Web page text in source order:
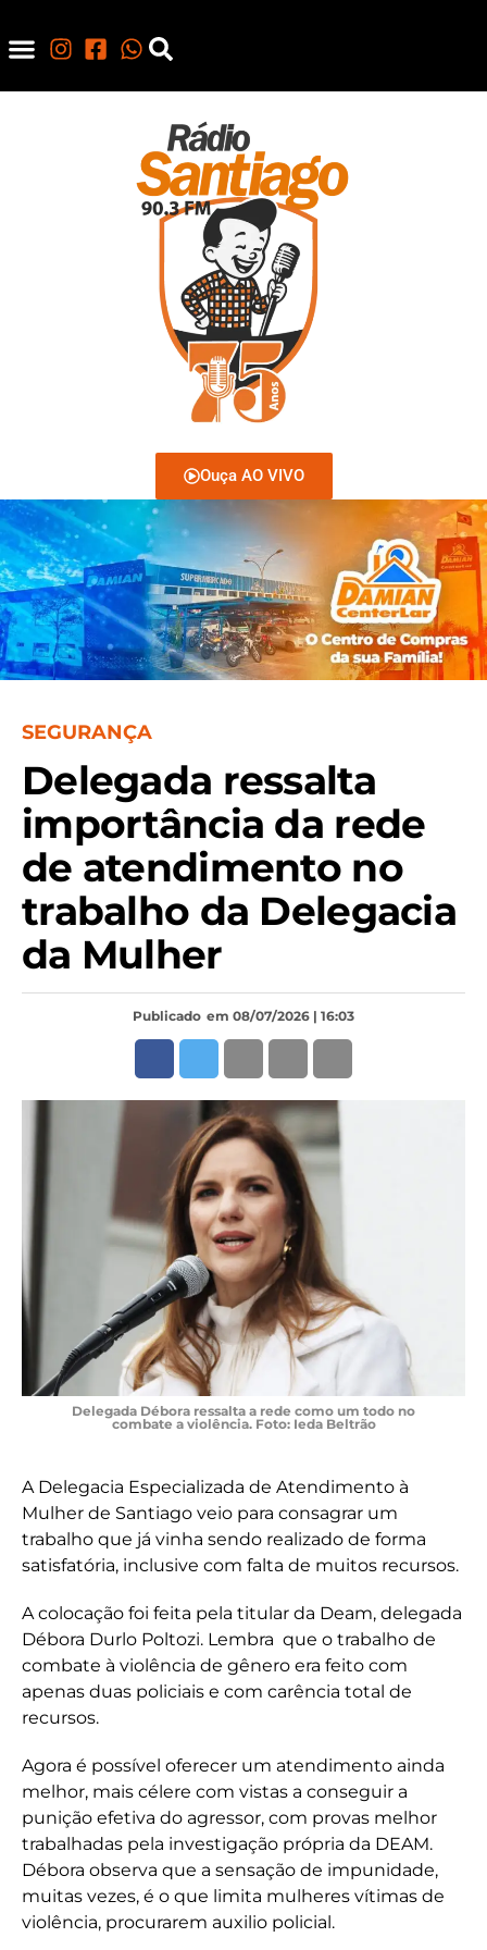
Ouça AO VIVO
SEGURANÇA
Delegada ressalta
importância da rede
de atendimento no
trabalho da Delegacia
da Mulher
Publicado em 08/07/2026 | 16:03
Delegada Débora ressalta a rede como um todo no
combate a violência. Foto: Ieda Beltrão
A Delegacia Especializada de Atendimento à
Mulher de Santiago veio para consagrar um
trabalho que já vinha sendo realizado de forma
satisfatória, inclusive com falta de muitos recursos.
A colocação foi feita pela titular da Deam, delegada
Débora Durlo Poltozi. Lembra que o trabalho de
combate à violência de gênero era feito com
apenas duas policiais e com carência total de
recursos.
Agora é possível oferecer um atendimento ainda
melhor, mais célere com vistas a conseguir a
punição efetiva do agressor, com provas melhor
trabalhadas pela investigação própria da DEAM.
Débora observa que a sensação de impunidade,
muitas vezes, é o que limita mulheres vítimas de
violência, procurarem auxilio policial.